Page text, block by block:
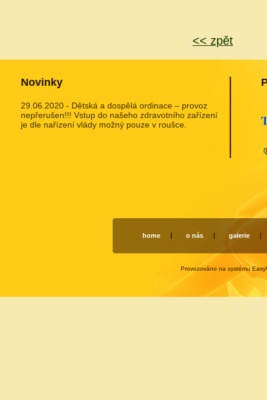
<< zpět
Novinky
29.06.2020 - Dětská a dospělá ordinace – provoz
nepřerušen!!! Vstup do našeho zdravotního zařízení
je dle nařízení vlády možný pouze v roušce.
home o nás galerie
Provozováno na systému